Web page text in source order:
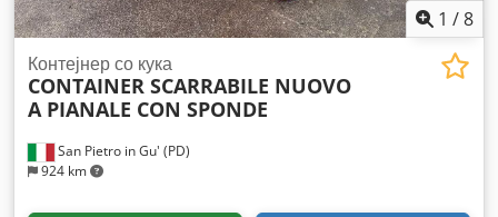
1 /8
San Pietro in Gu' (PD)
924 km
Контејнер со кука
CONTAINER SCARRABILE NUOVO
A PIANALE CON SPONDE